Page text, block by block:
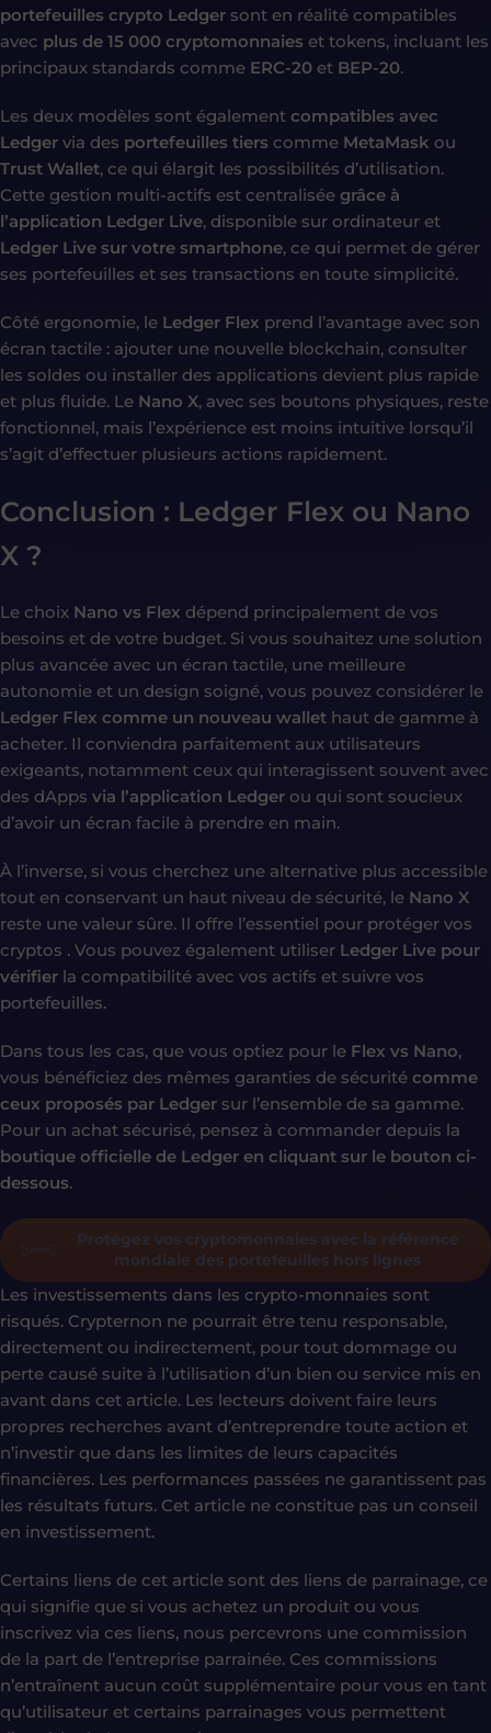
portefeuilles crypto Ledger sont en réalité compatibles
avec plus de 15 000 cryptomonnaies et tokens, incluant les
principaux standards comme ERC-20 et BEP-20.
Les deux modèles sont également compatibles avec
Ledger via des portefeuilles tiers comme MetaMask ou
Trust Wallet, ce qui élargit les possibilités d’utilisation.
Cette gestion multi-actifs est centralisée grâce à
l’application Ledger Live, disponible sur ordinateur et
Ledger Live sur votre smartphone, ce qui permet de gérer
ses portefeuilles et ses transactions en toute simplicité.
Côté ergonomie, le Ledger Flex prend l’avantage avec son
écran tactile : ajouter une nouvelle blockchain, consulter
les soldes ou installer des applications devient plus rapide
et plus fluide. Le Nano X, avec ses boutons physiques, reste
fonctionnel, mais l’expérience est moins intuitive lorsqu’il
s’agit d’effectuer plusieurs actions rapidement.
Conclusion : Ledger Flex ou Nano
X ?
Le choix Nano vs Flex dépend principalement de vos
besoins et de votre budget. Si vous souhaitez une solution
plus avancée avec un écran tactile, une meilleure
autonomie et un design soigné, vous pouvez considérer le
Ledger Flex comme un nouveau wallet haut de gamme à
acheter. Il conviendra parfaitement aux utilisateurs
exigeants, notamment ceux qui interagissent souvent avec
des dApps via l’application Ledger ou qui sont soucieux
d’avoir un écran facile à prendre en main.
À l’inverse, si vous cherchez une alternative plus accessible
tout en conservant un haut niveau de sécurité, le Nano X
reste une valeur sûre. Il offre l’essentiel pour protéger vos
cryptos . Vous pouvez également utiliser Ledger Live pour
vérifier la compatibilité avec vos actifs et suivre vos
portefeuilles.
Dans tous les cas, que vous optiez pour le Flex vs Nano,
vous bénéficiez des mêmes garanties de sécurité comme
ceux proposés par Ledger sur l’ensemble de sa gamme.
Pour un achat sécurisé, pensez à commander depuis la
boutique officielle de Ledger en cliquant sur le bouton ci-
dessous.
Protégez vos cryptomonnaies avec la référence
mondiale des portefeuilles hors lignes
Les investissements dans les crypto-monnaies sont
risqués. Crypternon ne pourrait être tenu responsable,
directement ou indirectement, pour tout dommage ou
perte causé suite à l’utilisation d’un bien ou service mis en
avant dans cet article. Les lecteurs doivent faire leurs
propres recherches avant d’entreprendre toute action et
n’investir que dans les limites de leurs capacités
financières. Les performances passées ne garantissent pas
les résultats futurs. Cet article ne constitue pas un conseil
en investissement.
Certains liens de cet article sont des liens de parrainage, ce
qui signifie que si vous achetez un produit ou vous
inscrivez via ces liens, nous percevrons une commission
de la part de l’entreprise parrainée. Ces commissions
n’entraînent aucun coût supplémentaire pour vous en tant
qu’utilisateur et certains parrainages vous permettent